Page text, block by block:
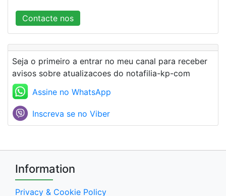
Contacte nos
Seja o primeiro a entrar no meu canal para receber
avisos sobre atualizacoes do notafilia-kp-com
Assine no WhatsApp
Inscreva se no Viber
Information
Privacy & Cookie Policy